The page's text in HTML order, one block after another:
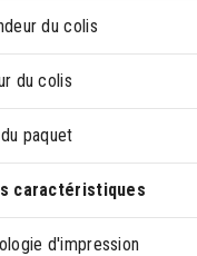
du colis
du colis
paquet
caractéristiques
d'impression